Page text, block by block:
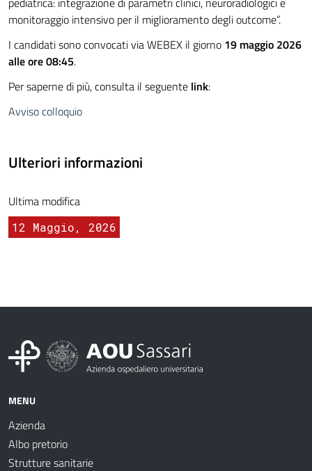
monitoraggio intensivo per il miglioramento degli outcome”.
I candidati sono convocati via WEBEX il giorno 19 maggio 2026
alle ore 08:45.
Per saperne di più, consulta il seguente link:
Avviso colloquio
Ulteriori informazioni
Ultima modifica
12 Maggio, 2026
MENU
Azienda
Albo pretorio
Strutture sanitarie